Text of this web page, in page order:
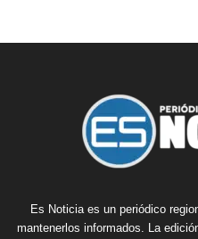
Es Noticia es un periódico
mantenerlos informados. La